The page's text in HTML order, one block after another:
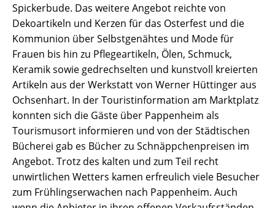
Spickerbude. Das weitere Angebot reichte von
Dekoartikeln und Kerzen für das Osterfest und die
Kommunion über Selbstgenähtes und Mode für
Frauen bis hin zu Pflegeartikeln, Ölen, Schmuck,
Keramik sowie gedrechselten und kunstvoll kreierten
Artikeln aus der Werkstatt von Werner Hüttinger aus
Ochsenhart. In der Touristinformation am Marktplatz
konnten sich die Gäste über Pappenheim als
Tourismusort informieren und von der Städtischen
Bücherei gab es Bücher zu Schnäppchenpreisen im
Angebot. Trotz des kalten und zum Teil recht
unwirtlichen Wetters kamen erfreulich viele Besucher
zum Frühlingserwachen nach Pappenheim. Auch